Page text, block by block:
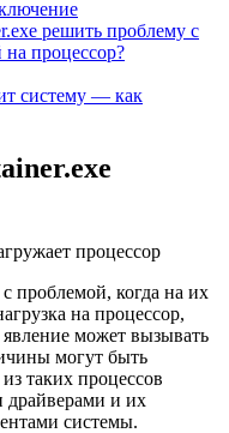
решить проблему с
на процессор?
систему — как
проблемой, когда на их
на процессор,
может вызывать
могут быть
таких процессов
драйверами и их
системы.